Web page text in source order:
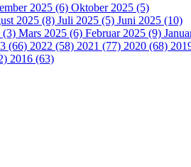
2025 (6) Oktober 2025 (5)
2025 (8) Juli 2025 (5) Juni 2025 (10)
(3) Mars 2025 (6) Februar 2025 (9)
(66) 2022 (58) 2021 (77) 2020 (68)
2016 (63)